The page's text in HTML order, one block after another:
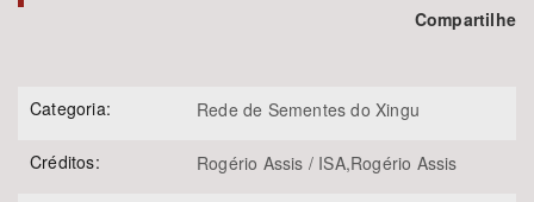
Compartilhe
Categoria: Rede de Sementes do Xingu
Créditos: Rogério Assis / ISA,Rogério Assis